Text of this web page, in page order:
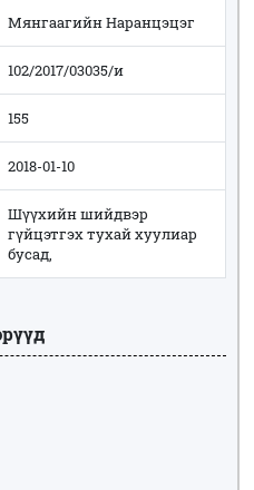
Мянгаагийн Наранцэцэг
102/2017/03035/и
155
2018-01-10
Шүүхийн шийдвэр
гүйцэтгэх тухай хуулиар
бусад,